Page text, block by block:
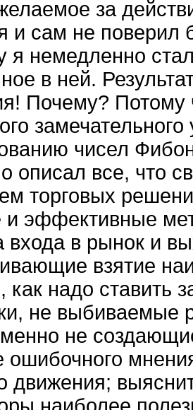
за
и сам не поверил
я немедленно
в ней.
Почему? Потому
чисел
описал все, что
торговых
и эффективные
входа в рынок и
взятие
как надо ставить
не выбиваемые
не
ошибочного
движения;